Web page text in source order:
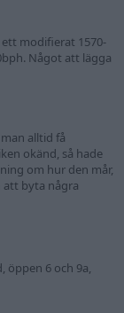
ett modifierat 1570-
Något att lägga
alltid få
okänd, så hade
om hur den mår,
att byta några
öppen 6 och 9a,